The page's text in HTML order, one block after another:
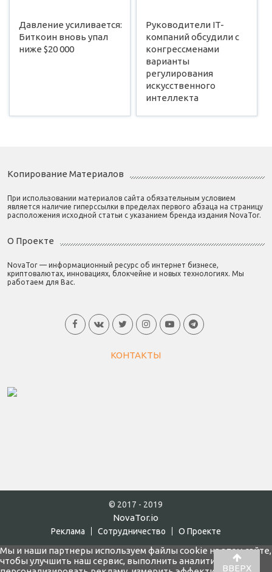
Давление усиливается:
Биткоин вновь упал
ниже $20 000
Руководители IT-
компаний обсудили с
конгрессменами
варианты
регулирования
искусственного
интеллекта
Копирование Материалов
При использовании материалов сайта обязательным условием
является наличие гиперссылки в пределах первого абзаца на страницу
расположения исходной статьи с указанием бренда издания NovaTor.
О Проекте
NovaTor — информационный ресурс об интернет бизнесе,
криптовалютах, инновациях, блокчейне и новых технологиях. Мы
работаем для Вас.
КОНТАКТЫ
© 2017 - 2019
NovaTor.io
Реклама Cотрудничество О Проекте
ВВЕРХ
Мы и наши партнеры используем файлы cookie на этом сайте,
чтобы улучшить наш сервис, выполнить аналитику,